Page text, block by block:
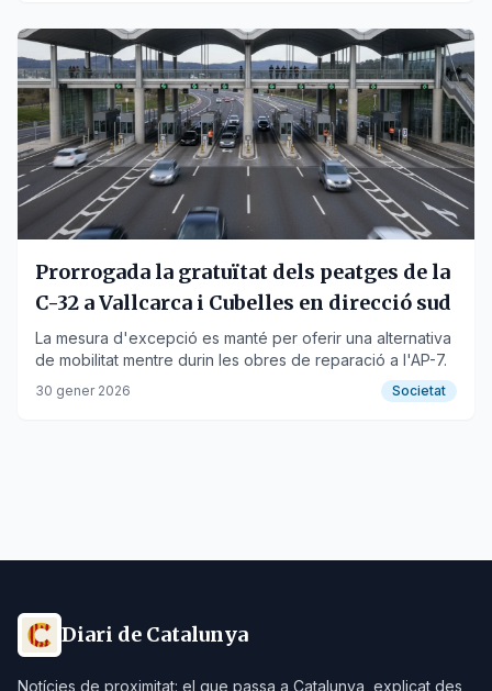
Prorrogada la gratuïtat dels peatges de la
C-32 a Vallcarca i Cubelles en direcció sud
La mesura d'excepció es manté per oferir una alternativa
de mobilitat mentre durin les obres de reparació a l'AP-7.
30 gener 2026 Societat
Diari de Catalunya
Notícies de proximitat: el que passa a Catalunya, explicat des